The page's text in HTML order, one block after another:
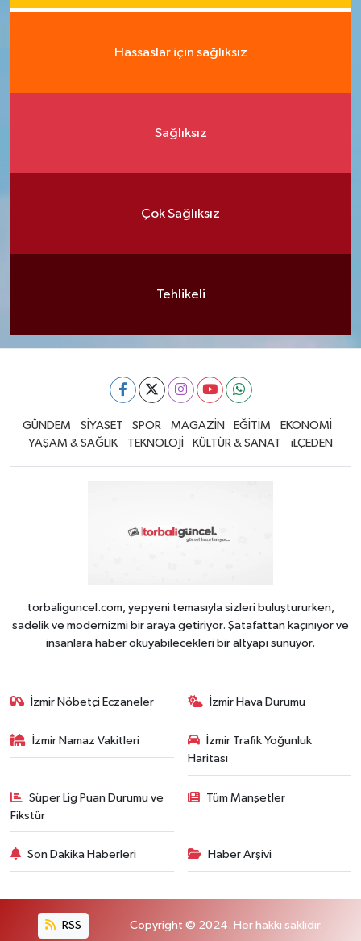
Hassaslar için sağlıksız
Sağlıksız
Çok Sağlıksız
Tehlikeli
GÜNDEM SİYASET SPOR MAGAZİN EĞİTİM
EKONOMİ
YAŞAM & SAĞLIK
TEKNOLOJİ KÜLTÜR & SANAT iLÇEDEN
torbaliguncel.com, yepyeni temasıyla sizleri buluştururken,
sadelik ve modernizmi bir araya getiriyor. Şatafattan kaçınıyor ve
insanlara haber okuyabilecekleri bir altyapı sunuyor.
İzmir Nöbetçi Eczaneler İzmir Hava Durumu
İzmir Namaz Vakitleri
İzmir Trafik Yoğunluk
Haritası
Süper Lig Puan Durumu ve
Fikstür
Tüm Manşetler
Son Dakika Haberleri Haber Arşivi
RSS Copyright © 2024. Her hakkı saklıdır.